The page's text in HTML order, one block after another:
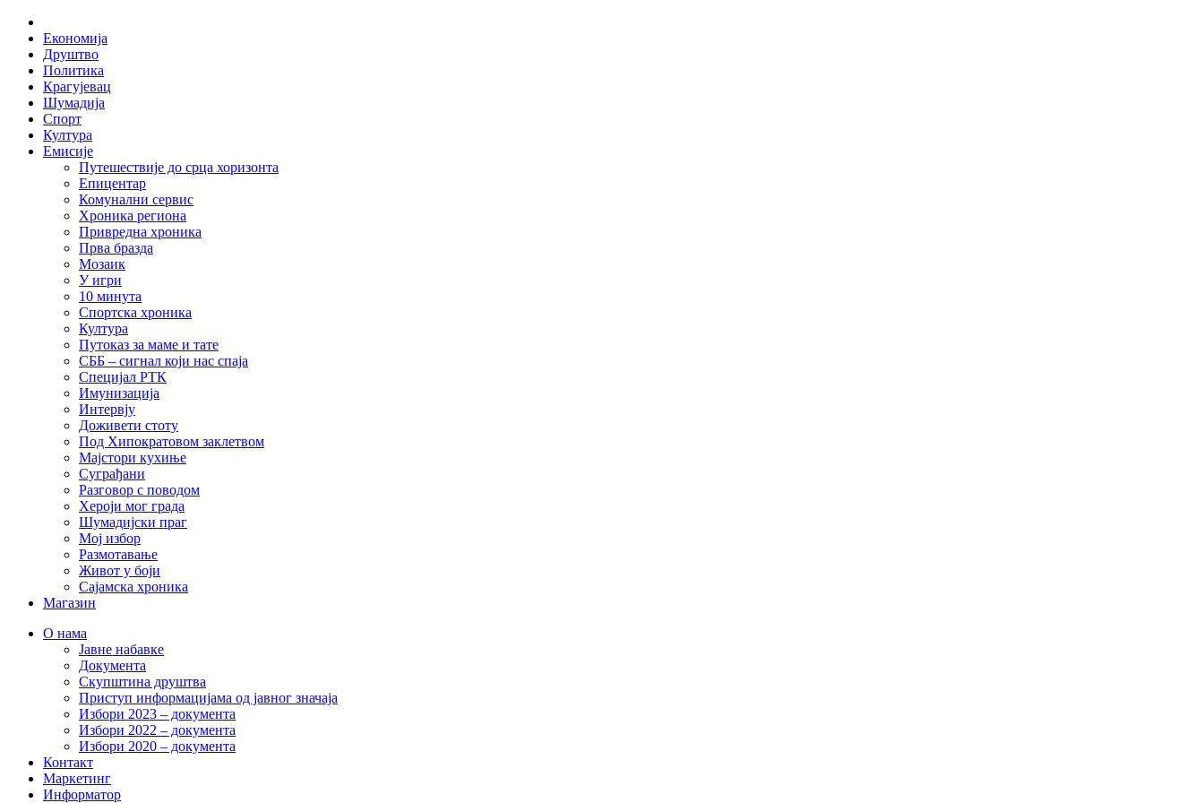
Skip
content
Економија
Друштво
Политика
Крагујевац
Шумадија
Спорт
Култура
Емисије
Путешествије до срца хоризонта
Епицентар
Комунални сервис
Хроника региона
Привредна хроника
Прва бразда
Мозаик
У игри
10 минута
Спортска хроника
Култура
Путоказ за маме и тате
СББ – сигнал који нас спаја
Специјал РТК
Имунизација
Интервју
Доживети стоту
Под Хипократовом заклетвом
Мајстори кухиње
Суграђани
Разговор с поводом
Хероји мог града
Шумадијски праг
Мој избор
Размотавање
Живот у боји
Сајамска хроника
Магазин
О нама
Јавне набавке
Документа
Скупштина друштва
Приступ информацијама од јавног значаја
Избори 2023 – документа
Избори 2022 – документа
Избори 2020 – документа
Контакт
Маркетинг
Информатор